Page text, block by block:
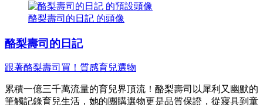
酪梨壽司的日記 的頭像
酪梨壽司的日記
跟著酪梨壽司買！質感育兒選物
累積一億三千萬流量的育兒界頂流！酪梨壽司以犀利又幽默的
筆觸記錄育兒生活，她的團購選物更是品質保證，從寢具到童